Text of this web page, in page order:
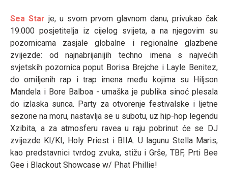
Sea Star je, u svom prvom glavnom danu, privukao čak
19.000 posjetitelja iz cijelog svijeta, a na njegovim su
pozornicama zasjale globalne i regionalne glazbene
zvijezde: od najnabrijanijih techno imena s najvećih
svjetskih pozornica poput Borisa Brejche i Layle Benitez,
do omiljenih rap i trap imena među kojima su Hiljson
Mandela i Bore Balboa - umaška je publika sinoć plesala
do izlaska sunca. Party za otvorenje festivalske i ljetne
sezone na moru, nastavlja se u subotu, uz hip-hop legendu
Xzibita, a za atmosferu ravea u raju pobrinut će se DJ
zvijezde KI/KI, Holy Priest i BIIA. U lagunu Stella Maris,
kao predstavnici tvrdog zvuka, stižu i Grše, TBF, Prti Bee
Gee i Blackout Showcase w/ Phat Phillie!